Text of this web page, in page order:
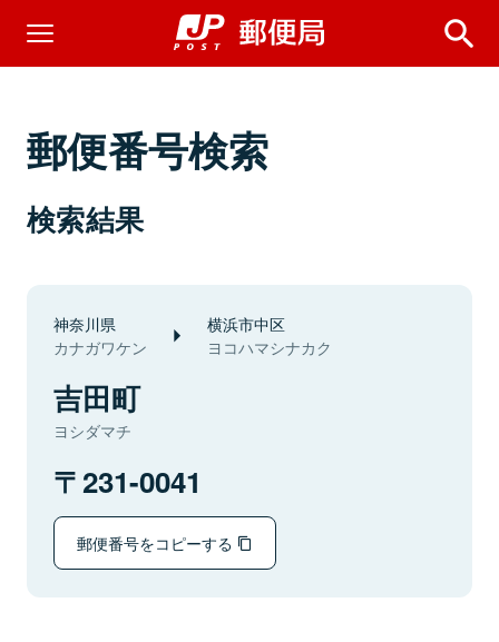
郵便番号検索
検索結果
神奈川県
カナガワケン
横浜市中区
ヨコハマシナカク
吉田町
ヨシダマチ
231-0041
郵便番号をコピーする